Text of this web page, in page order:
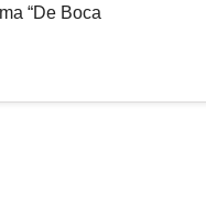
“De Boca